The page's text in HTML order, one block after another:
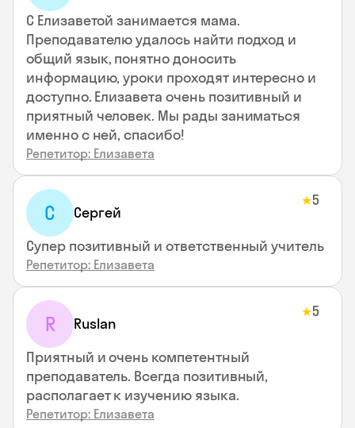
С Елизаветой занимается мама.
Преподавателю удалось найти подход и
общий язык, понятно доносить
информацию, уроки проходят интересно и
доступно. Елизавета очень позитивный и
приятный человек. Мы рады заниматься
именно с ней, спасибо!
Репетитор: Елизавета
С Сергей
★5
Супер позитивный и ответственный учитель
Репетитор: Елизавета
R Ruslan
★5
Приятный и очень компетентный
преподаватель. Всегда позитивный,
располагает к изучению языка.
Репетитор: Елизавета